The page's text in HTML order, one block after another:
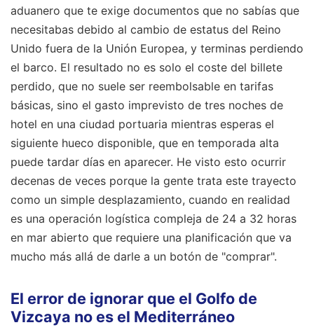
aduanero que te exige documentos que no sabías que
necesitabas debido al cambio de estatus del Reino
Unido fuera de la Unión Europea, y terminas perdiendo
el barco. El resultado no es solo el coste del billete
perdido, que no suele ser reembolsable en tarifas
básicas, sino el gasto imprevisto de tres noches de
hotel en una ciudad portuaria mientras esperas el
siguiente hueco disponible, que en temporada alta
puede tardar días en aparecer. He visto esto ocurrir
decenas de veces porque la gente trata este trayecto
como un simple desplazamiento, cuando en realidad
es una operación logística compleja de 24 a 32 horas
en mar abierto que requiere una planificación que va
mucho más allá de darle a un botón de "comprar".
El error de ignorar que el Golfo de
Vizcaya no es el Mediterráneo